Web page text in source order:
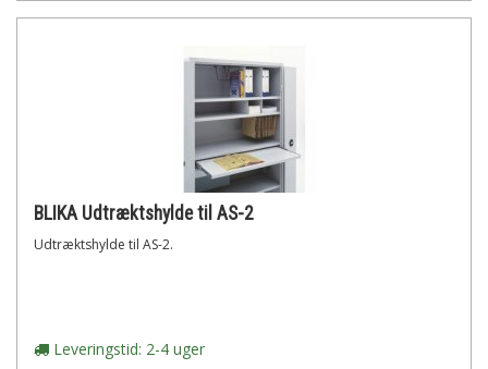
BLIKA Udtræktshylde til AS-2
Udtræktshylde til AS-2.
Leveringstid: 2-4 uger